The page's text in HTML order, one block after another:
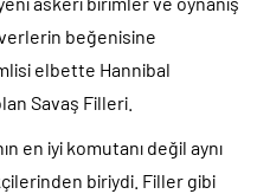
beğenisine
elbette Hannibal
Savaş Filleri.
en iyi komutanı değil aynı
biriydi. Filler gibi